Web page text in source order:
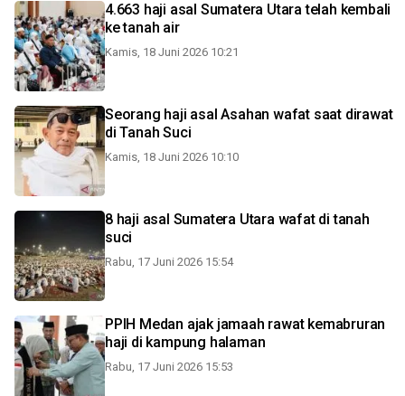
4.663 haji asal Sumatera Utara telah kembali
ke tanah air
Kamis, 18 Juni 2026 10:21
Seorang haji asal Asahan wafat saat dirawat
di Tanah Suci
Kamis, 18 Juni 2026 10:10
8 haji asal Sumatera Utara wafat di tanah
suci
Rabu, 17 Juni 2026 15:54
PPIH Medan ajak jamaah rawat kemabruran
haji di kampung halaman
Rabu, 17 Juni 2026 15:53